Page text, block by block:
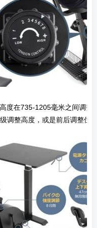
度在735-1205毫米之间调整
调整高度，或是前后调整位